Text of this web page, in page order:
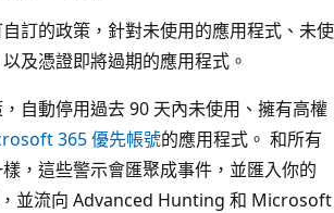
訂的政策，針對未使用的應用程式、未使
及憑證即將過期的應用程式。
自動停用過去 90 天內未使用、擁有高權
365 優先帳號的應用程式。 和所有
，這些警示會匯聚成事件，並匯入你的
並流向 Advanced Hunting 和 Microsoft